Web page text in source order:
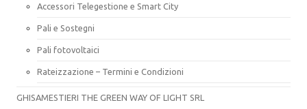
Accessori Telegestione e Smart City
Pali e Sostegni
Pali fotovoltaici
Rateizzazione – Termini e Condizioni
GHISAMESTIERI THE GREEN WAY OF LIGHT SRL